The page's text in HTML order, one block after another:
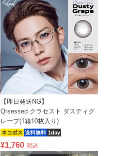
【即日発送NG】
Qrsessed クラセスト ダスティグ
レープ(1箱10枚入り)
ネコポス 送料無料 1day
¥1,760 税込